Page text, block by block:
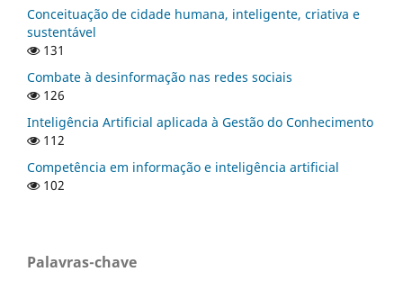
Conceituação de cidade humana, inteligente, criativa e
sustentável
131
Combate à desinformação nas redes sociais
126
Inteligência Artificial aplicada à Gestão do Conhecimento
112
Competência em informação e inteligência artificial
102
Palavras-chave